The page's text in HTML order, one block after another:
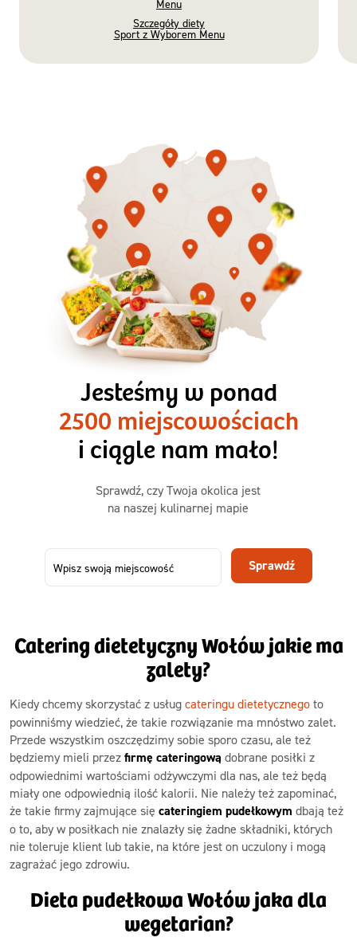
Menu
Szczegóły diety
Sport z Wyborem Menu
3 razy TAK
1500kcal - 2250kcal
3 sycące posiłki o większej objętości. Mniej dań,
ta sama wygoda!
50,31 zł
73,99
-32%
Menu
Jesteśmy w ponad
2500 miejscowościach
i ciągle nam mało!
Sprawdź, czy Twoja okolica jest
na naszej kulinarnej mapie
Sprawdź
Catering dietetyczny Wołów jakie ma
zalety?
Kiedy chcemy skorzystać z usług cateringu dietetycznego to
powinniśmy wiedzieć, że takie rozwiązanie ma mnóstwo zalet.
Przede wszystkim oszczędzimy sobie sporo czasu, ale też
będziemy mieli przez firmę cateringową dobrane posiłki z
odpowiednimi wartościami odżywczymi dla nas, ale też będą
miały one odpowiednią ilość kalorii. Nie należy też zapominać,
że takie firmy zajmujące się cateringiem pudełkowym dbają też
o to, aby w posiłkach nie znalazły się żadne składniki, których
nie toleruje klient lub takie, na które jest on uczulony i mogą
zagrażać jego zdrowiu.
Dieta pudełkowa Wołów jaka dla
wegetarian?